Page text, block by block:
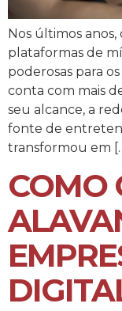
Nos últimos
plataformas de
poderosas para
conta com mais
seu alcance, a
fonte de
transformou em
COMO